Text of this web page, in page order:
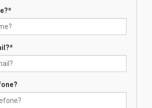
docentes para debater
Professora do Mackenzie é
finalista do Prêmio Jabuti com
*
*